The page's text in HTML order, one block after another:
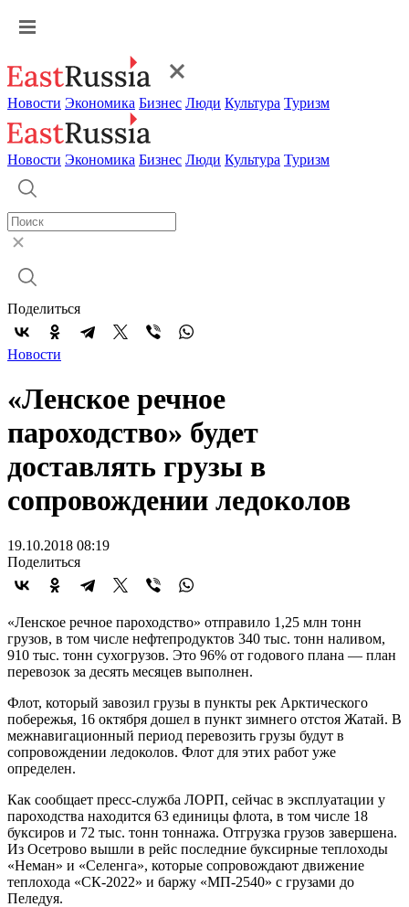
Новости Экономика Бизнес Люди Культура Туризм
Новости Экономика Бизнес Люди Культура Туризм
Поделиться
Новости
«Ленское речное
пароходство» будет
доставлять грузы в
сопровождении ледоколов
19.10.2018 08:19
Поделиться
«Ленское речное пароходство» отправило 1,25 млн тонн
грузов, в том числе нефтепродуктов 340 тыс. тонн наливом,
910 тыс. тонн сухогрузов. Это 96% от годового плана — план
перевозок за десять месяцев выполнен.
Флот, который завозил грузы в пункты рек Арктического
побережья, 16 октября дошел в пункт зимнего отстоя Жатай. В
межнавигационный период перевозить грузы будут в
сопровождении ледоколов. Флот для этих работ уже
определен.
Как сообщает пресс-служба ЛОРП, сейчас в эксплуатации у
пароходства находится 63 единицы флота, в том числе 18
буксиров и 72 тыс. тонн тоннажа. Отгрузка грузов завершена.
Из Осетрово вышли в рейс последние буксирные теплоходы
«Неман» и «Селенга», которые сопровождают движение
теплохода «СК-2022» и баржу «МП-2540» с грузами до
Пеледуя.